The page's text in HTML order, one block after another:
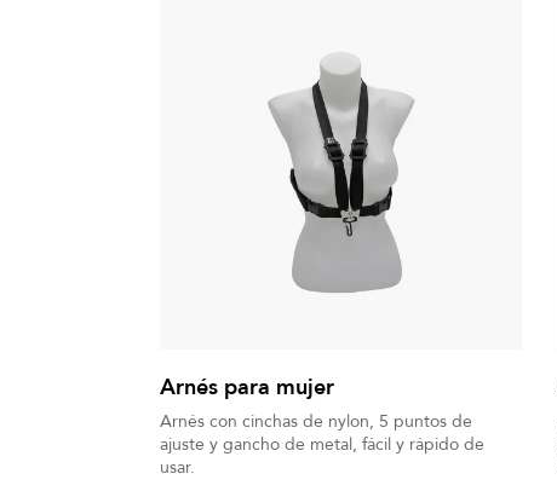
Arnés para mujer
Arnés con cinchas de nylon, 5 puntos de
ajuste y gancho de metal, fácil y rápido de
usar.